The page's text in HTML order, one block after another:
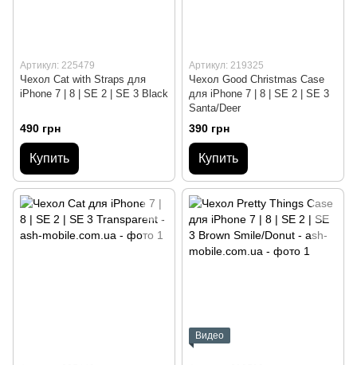
Артикул: 225479
Чехол Cat with Straps для
iPhone 7 | 8 | SE 2 | SE 3 Black
490 грн
Купить
Артикул: 219325
Чехол Good Christmas Case
для iPhone 7 | 8 | SE 2 | SE 3
Santa/Deer
390 грн
Купить
Видео